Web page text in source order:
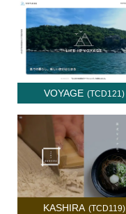
meta title
VOYAGE (TCD121)
KASHIRA (TCD119)